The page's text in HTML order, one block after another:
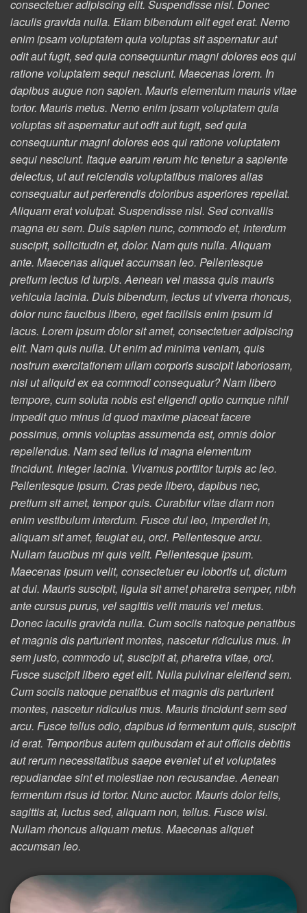
consectetuer adipiscing elit. Suspendisse nisl. Donec
iaculis gravida nulla. Etiam bibendum elit eget erat. Nemo
enim ipsam voluptatem quia voluptas sit aspernatur aut
odit aut fugit, sed quia consequuntur magni dolores eos qui
ratione voluptatem sequi nesciunt. Maecenas lorem. In
dapibus augue non sapien. Mauris elementum mauris vitae
tortor. Mauris metus. Nemo enim ipsam voluptatem quia
voluptas sit aspernatur aut odit aut fugit, sed quia
consequuntur magni dolores eos qui ratione voluptatem
sequi nesciunt. Itaque earum rerum hic tenetur a sapiente
delectus, ut aut reiciendis voluptatibus maiores alias
consequatur aut perferendis doloribus asperiores repellat.
Aliquam erat volutpat. Suspendisse nisl. Sed convallis
magna eu sem. Duis sapien nunc, commodo et, interdum
suscipit, sollicitudin et, dolor. Nam quis nulla. Aliquam
ante. Maecenas aliquet accumsan leo. Pellentesque
pretium lectus id turpis. Aenean vel massa quis mauris
vehicula lacinia. Duis bibendum, lectus ut viverra rhoncus,
dolor nunc faucibus libero, eget facilisis enim ipsum id
lacus. Lorem ipsum dolor sit amet, consectetuer adipiscing
elit. Nam quis nulla. Ut enim ad minima veniam, quis
nostrum exercitationem ullam corporis suscipit laboriosam,
nisi ut aliquid ex ea commodi consequatur? Nam libero
tempore, cum soluta nobis est eligendi optio cumque nihil
impedit quo minus id quod maxime placeat facere
possimus, omnis voluptas assumenda est, omnis dolor
repellendus. Nam sed tellus id magna elementum
tincidunt. Integer lacinia. Vivamus porttitor turpis ac leo.
Pellentesque ipsum. Cras pede libero, dapibus nec,
pretium sit amet, tempor quis. Curabitur vitae diam non
enim vestibulum interdum. Fusce dui leo, imperdiet in,
aliquam sit amet, feugiat eu, orci. Pellentesque arcu.
Nullam faucibus mi quis velit. Pellentesque ipsum.
Maecenas ipsum velit, consectetuer eu lobortis ut, dictum
at dui. Mauris suscipit, ligula sit amet pharetra semper, nibh
ante cursus purus, vel sagittis velit mauris vel metus.
Donec iaculis gravida nulla. Cum sociis natoque penatibus
et magnis dis parturient montes, nascetur ridiculus mus. In
sem justo, commodo ut, suscipit at, pharetra vitae, orci.
Fusce suscipit libero eget elit. Nulla pulvinar eleifend sem.
Cum sociis natoque penatibus et magnis dis parturient
montes, nascetur ridiculus mus. Mauris tincidunt sem sed
arcu. Fusce tellus odio, dapibus id fermentum quis, suscipit
id erat. Temporibus autem quibusdam et aut officiis debitis
aut rerum necessitatibus saepe eveniet ut et voluptates
repudiandae sint et molestiae non recusandae. Aenean
fermentum risus id tortor. Nunc auctor. Mauris dolor felis,
sagittis at, luctus sed, aliquam non, tellus. Fusce wisi.
Nullam rhoncus aliquam metus. Maecenas aliquet
accumsan leo.